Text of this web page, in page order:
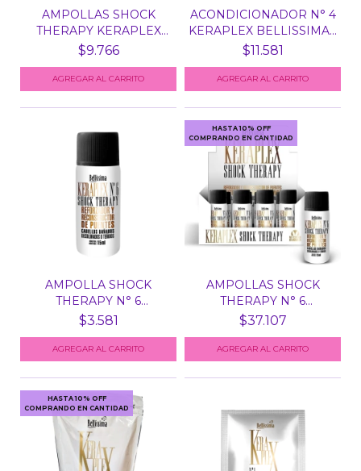
AMPOLLAS SHOCK
THERAPY KERAPLEX
BELLISSI...
$9.766
ACONDICIONADOR N° 4
KERAPLEX BELLISSIMA...
$11.581
AMPOLLA SHOCK
THERAPY N° 6
KERAPLEX X UN...
$3.581
HASTA 10% OFF
COMPRANDO EN CANTIDAD
AMPOLLAS SHOCK
THERAPY N° 6
KERAPLEX BEL...
$37.107
HASTA 10% OFF
COMPRANDO EN CANTIDAD